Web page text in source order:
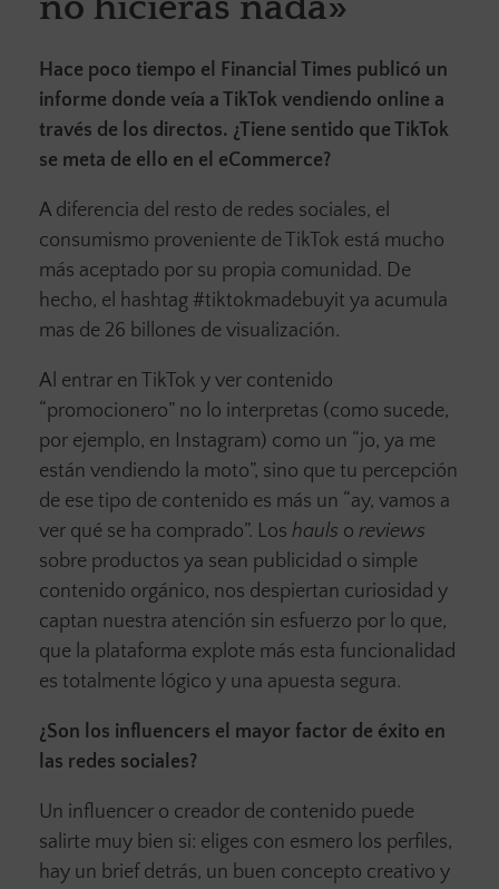
no hicieras nada»
Hace poco tiempo el Financial Times publicó un
informe donde veía a TikTok vendiendo online a
través de los directos. ¿Tiene sentido que TikTok
se meta de ello en el eCommerce?
A diferencia del resto de redes sociales, el
consumismo proveniente de TikTok está mucho
más aceptado por su propia comunidad. De
hecho, el hashtag #tiktokmadebuyit ya acumula
mas de 26 billones de visualización.
Al entrar en TikTok y ver contenido
“promocionero” no lo interpretas (como sucede,
por ejemplo, en Instagram) como un “jo, ya me
están vendiendo la moto”, sino que tu percepción
de ese tipo de contenido es más un “ay, vamos a
ver qué se ha comprado”. Los hauls o reviews
sobre productos ya sean publicidad o simple
contenido orgánico, nos despiertan curiosidad y
captan nuestra atención sin esfuerzo por lo que,
que la plataforma explote más esta funcionalidad
es totalmente lógico y una apuesta segura.
¿Son los influencers el mayor factor de éxito en
las redes sociales?
Un influencer o creador de contenido puede
salirte muy bien si: eliges con esmero los perfiles,
hay un brief detrás, un buen concepto creativo y